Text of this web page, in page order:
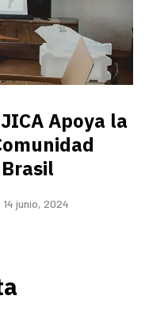
Apoya la
14 junio, 2024